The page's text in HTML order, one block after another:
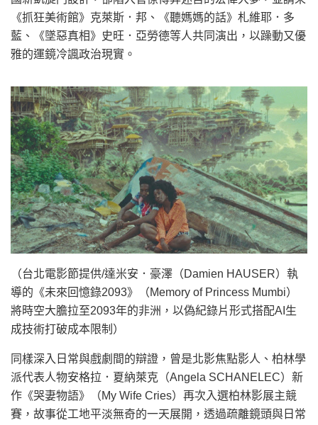
《抓狂美術館》克萊斯．邦、《聽媽媽的話》札維耶．多
藍、《墜惡真相》史旺．亞勞德等人共同演出，以躁動又優
雅的運鏡冷諷政治現實。
（台北電影節提供/達米安．豪澤（Damien HAUSER）執
導的《未來回憶錄2093》（Memory of Princess Mumbi）
將時空大膽拉至2093年的非洲，以偽紀錄片形式搭配AI生
成技術打破成本限制）
同樣深入日常與戲劇間的辯證，曾是北影焦點影人、柏林學
派代表人物安格拉．夏納萊克（Angela SCHANELEC）新
作《哭妻物語》（My Wife Cries）再次入選柏林影展主競
賽，故事從工地平淡無奇的一天展開，透過疏離鏡頭與日常